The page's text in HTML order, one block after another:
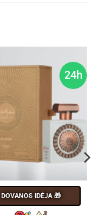
24h
DOVANOS IDĖJA 🎁